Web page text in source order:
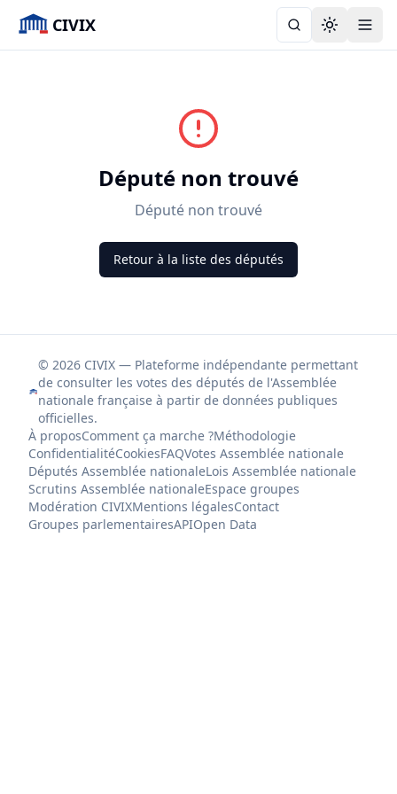
CIVIX Toggle
Député non trouvé
Député non trouvé
Retour à la liste des députés
© 2026 CIVIX — Plateforme indépendante permettant
de consulter les votes des députés de l'Assemblée
nationale française à partir de données publiques
officielles.
À proposComment ça marche ?Méthodologie
ConfidentialitéCookiesFAQVotes Assemblée nationale
Députés Assemblée nationaleLois Assemblée nationale
Scrutins Assemblée nationaleEspace groupes
Modération CIVIXMentions légalesContact
Groupes parlementairesAPIOpen Data